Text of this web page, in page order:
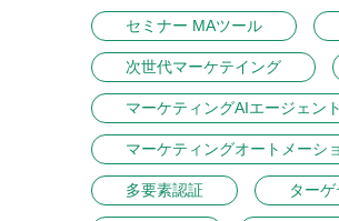
セミナー MAツール
次世代マーケテイング
マーケティングAIエージェント
マーケティングオートメー
多要素認証 ター